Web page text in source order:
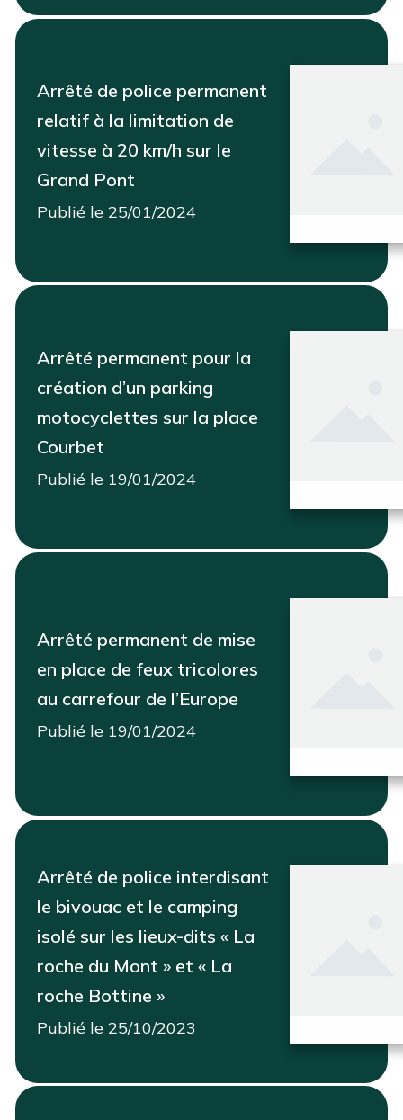
Arrêté de police permanent
relatif à la limitation de
vitesse à 20 km/h sur le
Grand Pont
Publié le 25/01/2024
Arrêté permanent pour la
création d’un parking
motocyclettes sur la place
Courbet
Publié le 19/01/2024
Arrêté permanent de mise
en place de feux tricolores
au carrefour de l’Europe
Publié le 19/01/2024
Arrêté de police interdisant
le bivouac et le camping
isolé sur les lieux-dits « La
roche du Mont » et « La
roche Bottine »
Publié le 25/10/2023